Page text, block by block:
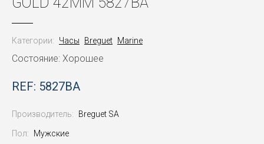
Категории: Часы Breguet Marine
Состояние: Хорошее
REF: 5827BA
Производитель: Breguet SA
Пол: Мужские